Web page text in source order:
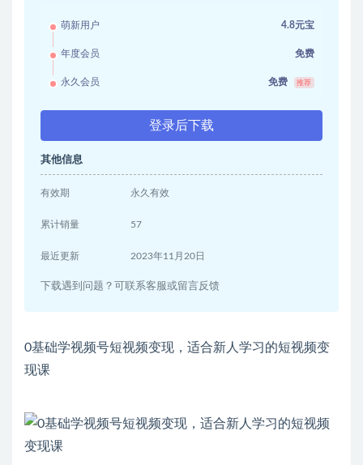
萌新用户 4.8元宝
年度会员 免费
永久会员 免费 推荐
登录后下载
其他信息
有效期 永久有效
累计销量 57
最近更新 2023年11月20日
下载遇到问题？可联系客服或留言反馈
0基础学视频号短视频变现，适合新人学习的短视频变
现课